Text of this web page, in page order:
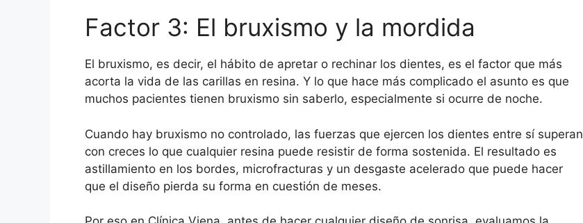
Factor 3: El bruxismo y la mordida
El bruxismo, es decir, el hábito de apretar o rechinar los dientes, es el factor que más
acorta la vida de las carillas en resina. Y lo que hace más complicado el asunto es que
muchos pacientes tienen bruxismo sin saberlo, especialmente si ocurre de noche.
Cuando hay bruxismo no controlado, las fuerzas que ejercen los dientes entre sí superan
con creces lo que cualquier resina puede resistir de forma sostenida. El resultado es
astillamiento en los bordes, microfracturas y un desgaste acelerado que puede hacer
que el diseño pierda su forma en cuestión de meses.